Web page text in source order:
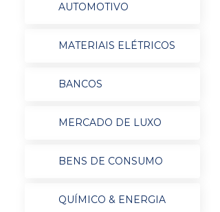
AUTOMOTIVO
MATERIAIS ELÉTRICOS
BANCOS
MERCADO DE LUXO
BENS DE CONSUMO
QUÍMICO & ENERGIA